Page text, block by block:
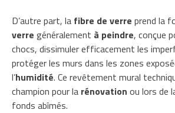
D’autre part, la fibre de verre prend la
verre généralement à peindre, conçue
chocs, dissimuler efficacement les
protéger les murs dans les zones
l’humidité. Ce revêtement mural
champion pour la rénovation ou lors de
fonds abîmés.